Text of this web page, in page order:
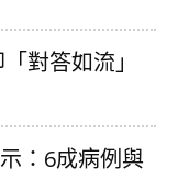
對答如流」
：6成病例與